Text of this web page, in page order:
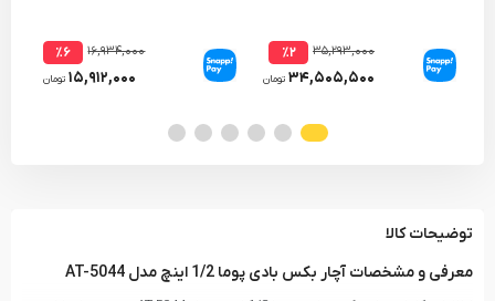
۳۵,۲۹۳,۰۰۰ ٪۲
۳۴,۵۰۵,۵۰۰ تومان
۱۶,۹۳۴,۰۰۰ ٪۶
۱۵,۹۱۲,۰۰۰ تومان
توضیحات کالا
معرفی و مشخصات آچار بکس بادی پوما 1/2 اینچ مدل AT-5044